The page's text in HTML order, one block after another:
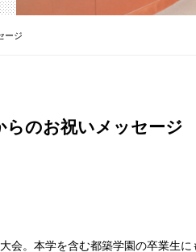
ージ
らのお祝いメッセージ
会。本学を含む都築学園の卒業生